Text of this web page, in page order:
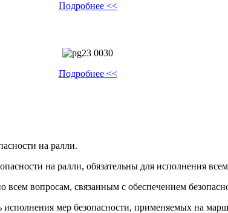
Подробнее <<
Подробнее <<
на ралли.
на ралли, обязательны для исполнения
вопросам, связанным с обеспечением
мер безопасности, применяемых на